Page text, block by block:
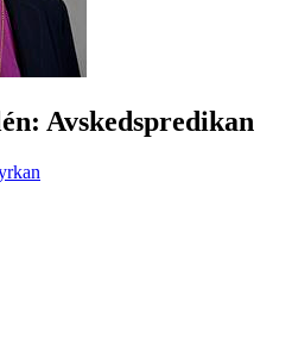
Avskedspredikan